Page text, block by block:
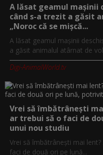
A lăsat geamul mașinii
când s-a trezit a găsit
„Noroc că se mișcă...
A lăsat geamul mașinii
a găsit animalul atârnat de
Digi-AnimalWorld.tv
Vrei să îmbătrânești
ar trebui să o faci de
unui nou studiu
Vrei să îmbătrânești mai
faci de două ori pe lună...